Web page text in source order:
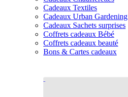
Cadeaux Textiles
Cadeaux Urban Gardening
Cadeaux Sachets surprises
Coffrets cadeaux Bébé
Coffrets cadeaux beauté
Bons & Cartes cadeaux